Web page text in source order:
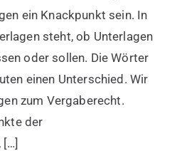
ein Knackpunkt sein. In
steht, ob Unterlagen
oder sollen. Die Wörter
einen Unterschied. Wir
zum Vergaberecht.
der
[…]